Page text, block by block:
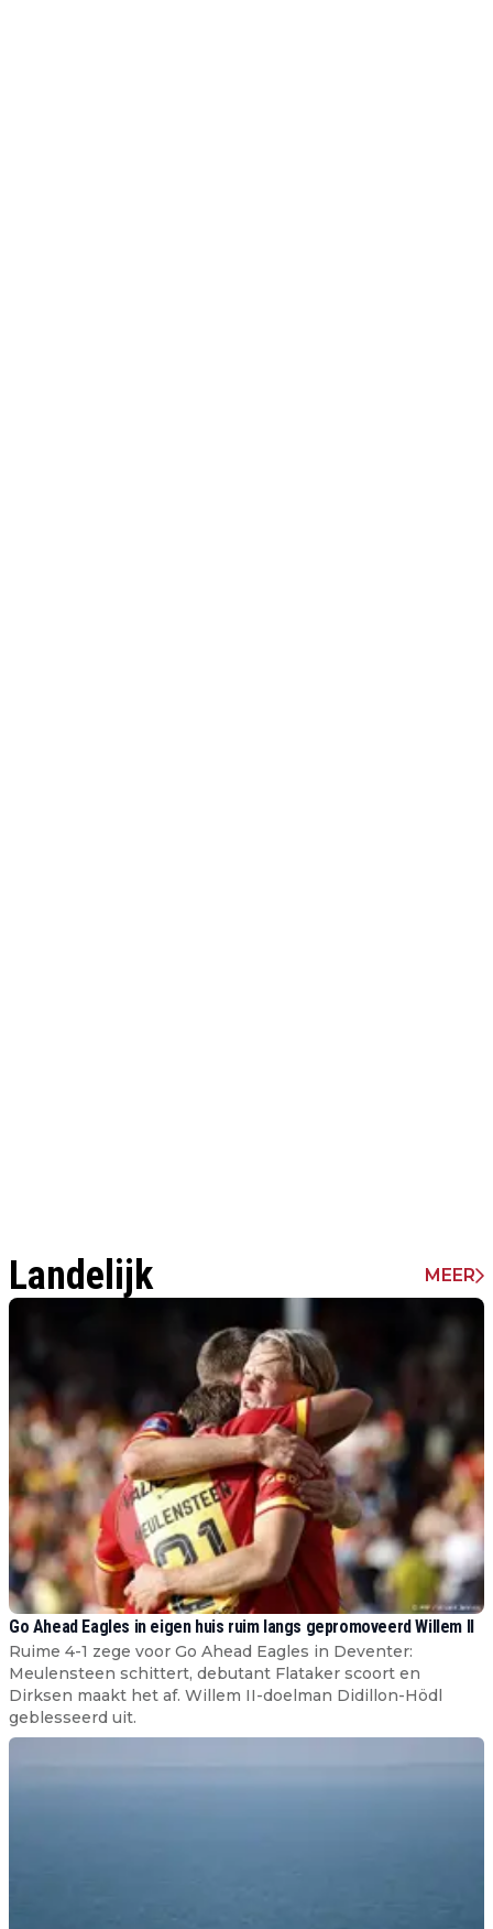
Landelijk MEER
Go Ahead Eagles in eigen huis ruim langs gepromoveerd Willem II
Ruime 4-1 zege voor Go Ahead Eagles in Deventer:
Meulensteen schittert, debutant Flataker scoort en
Dirksen maakt het af. Willem II-doelman Didillon-Hödl
geblesseerd uit.